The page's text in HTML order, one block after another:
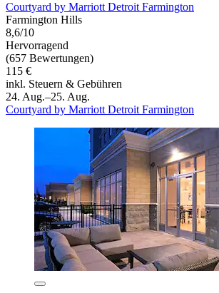
Courtyard by Marriott Detroit Farmington
Farmington Hills
8,6/10
Hervorragend
(657 Bewertungen)
115 €
inkl. Steuern & Gebühren
24. Aug.–25. Aug.
Courtyard by Marriott Detroit Farmington